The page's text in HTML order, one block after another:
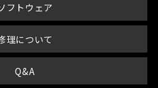
フトウェア
理について
Q&A